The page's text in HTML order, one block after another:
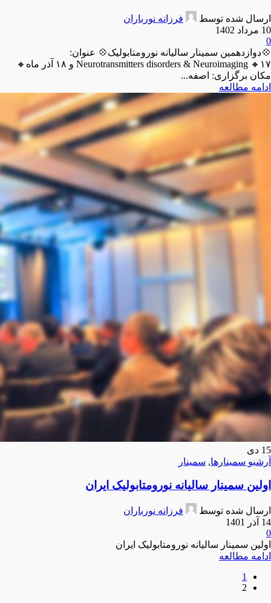
ارسال شده توسط
فرزانه نورباران
10 مرداد 1402
0
💠دوازدهمین سمینار سالیانه نورومتابولیک💠 عنوان:
Neurotransmitters disorders & Neuroimaging 🔸️۱۷ و ۱۸ آذر ماه🔸️
مکان برگزاری: اصفه...
ادامه مطالعه
15 دی
آرشیو سمینارها, سمینار
اولین سمینار سالیانه نورومتابولیک ایران
ارسال شده توسط
فرزانه نورباران
14 آذر 1401
0
اولین سمینار سالیانه نورومتابولیک ایران
ادامه مطالعه
1
2